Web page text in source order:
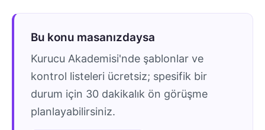
Bu konu masanızdaysa
Kurucu Akademisi'nde şablonlar ve
kontrol listeleri ücretsiz; spesifik bir
durum için 30 dakikalık ön görüşme
planlayabilirsiniz.